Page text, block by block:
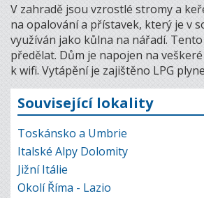
V zahradě jsou vzrostlé stromy a
na opalování a přístavek, který je v
využíván jako kůlna na nářadí.
předělat. Dům je napojen na
k wifi. Vytápění je zajištěno LPG
Související lokality
Toskánsko a Umbrie
Italské Alpy Dolomity
Jižní Itálie
Okolí Říma - Lazio